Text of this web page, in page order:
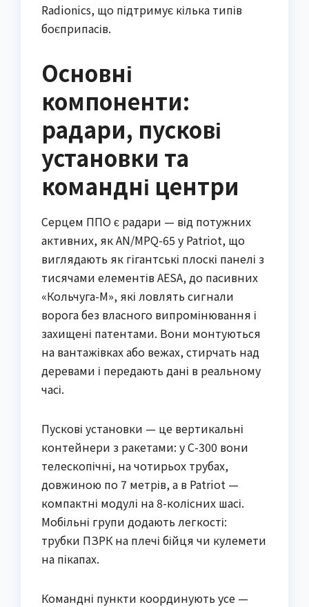
Radionics, що підтримує кілька типів
боєприпасів.
Основні
компоненти:
радари, пускові
установки та
командні центри
Серцем ППО є радари — від потужних
активних, як AN/MPQ-65 у Patriot, що
виглядають як гігантські плоскі панелі з
тисячами елементів AESA, до пасивних
«Кольчуга-М», які ловлять сигнали
ворога без власного випромінювання і
захищені патентами. Вони монтуються
на вантажівках або вежах, стирчать над
деревами і передають дані в реальному
часі.
Пускові установки — це вертикальні
контейнери з ракетами: у С-300 вони
телескопічні, на чотирьох трубах,
довжиною по 7 метрів, а в Patriot —
компактні модулі на 8-колісних шасі.
Мобільні групи додають легкості:
трубки ПЗРК на плечі бійця чи кулемети
на пікапах.
Командні пункти координують усе —